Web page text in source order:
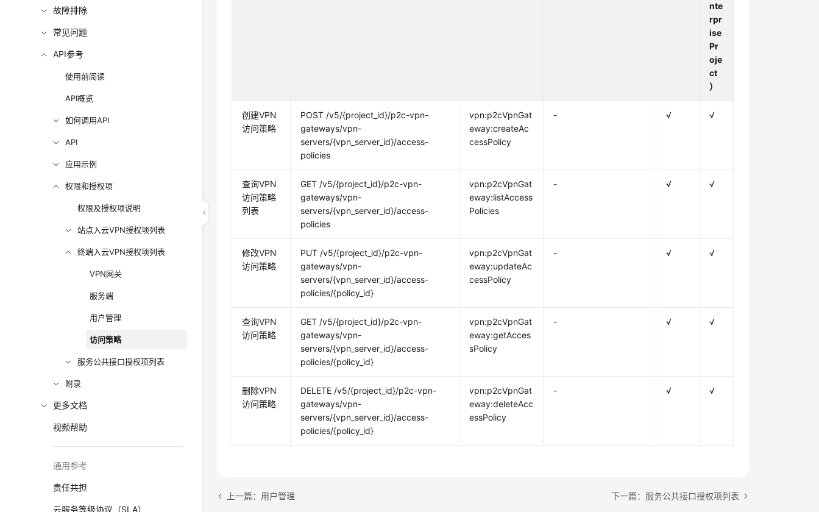
故障排除
常见问题
API参考
使用前阅读
API概览
如何调用API
API
应用示例
权限和授权项
权限及授权项说明
站点入云VPN授权项列表
终端入云VPN授权项列表
VPN网关
服务端
用户管理
访问策略
服务公共接口授权项列表
附录
更多文档
视频帮助
通用参考
责任共担
云服务等级协议（SLA）
nte
rpr
ise
Pr
oje
ct
）
创建VPN
访问策略
POST /v5/{project_id}/p2c-vpn-
gateways/vpn-
servers/{vpn_server_id}/access-
policies
vpn:p2cVpnGat
eway:createAc
cessPolicy
- √ √
查询VPN
访问策略
列表
GET /v5/{project_id}/p2c-vpn-
gateways/vpn-
servers/{vpn_server_id}/access-
policies
vpn:p2cVpnGat
eway:listAccess
Policies
- √ √
修改VPN
访问策略
PUT /v5/{project_id}/p2c-vpn-
gateways/vpn-
servers/{vpn_server_id}/access-
policies/{policy_id}
vpn:p2cVpnGat
eway:updateAc
cessPolicy
- √ √
查询VPN
访问策略
GET /v5/{project_id}/p2c-vpn-
gateways/vpn-
servers/{vpn_server_id}/access-
policies/{policy_id}
vpn:p2cVpnGat
eway:getAcces
sPolicy
- √ √
删除VPN
访问策略
DELETE /v5/{project_id}/p2c-vpn-
gateways/vpn-
servers/{vpn_server_id}/access-
policies/{policy_id}
vpn:p2cVpnGat
eway:deleteAcc
essPolicy
- √ √
上一篇：用户管理 下一篇：服务公共接口授权项列表